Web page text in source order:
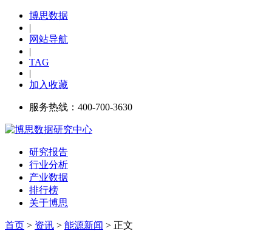
博思数据
|
网站导航
|
TAG
|
加入收藏
服务热线：400-700-3630
研究报告
行业分析
产业数据
排行榜
关于博思
首页 > 资讯 > 能源新闻 > 正文